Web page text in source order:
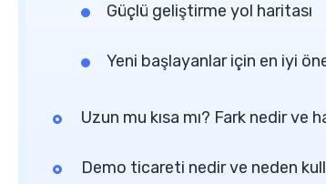
Güçlü geliştirme yol haritası
Yeni başlayanlar için en iyi
Uzun mu kısa mı? Fark nedir ve
Demo ticareti nedir ve neden